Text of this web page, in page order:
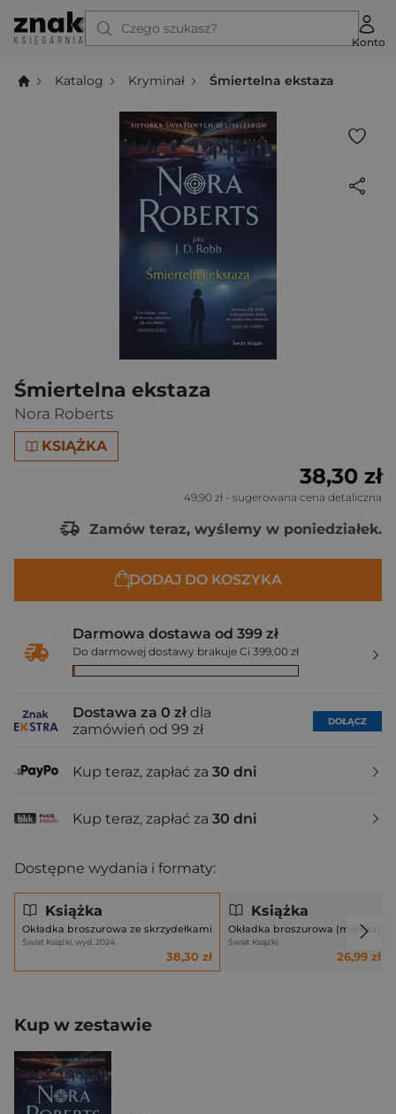
Czego szukasz?
Konto
Katalog Kryminał Śmiertelna ekstaza
Śmiertelna ekstaza
Nora Roberts
KSIĄŻKA
38,30 zł
49,90 zł - sugerowana cena detaliczna
Zamów teraz, wyślemy w poniedziałek.
DODAJ DO KOSZYKA
Darmowa dostawa od 399 zł
Do darmowej dostawy brakuje Ci 399,00 zł
Dostawa za 0 zł dla
zamówień od 99 zł
DOŁĄCZ
Kup teraz, zapłać za 30 dni
Kup teraz, zapłać za 30 dni
Dostępne wydania i formaty:
Książka
Okładka broszurowa ze skrzydełkami
Świat Książki, wyd. 2024
38,30 zł
Książka
Okładka broszurowa (miękka)
Świat Książki,
26,99 zł
Kup w zestawie